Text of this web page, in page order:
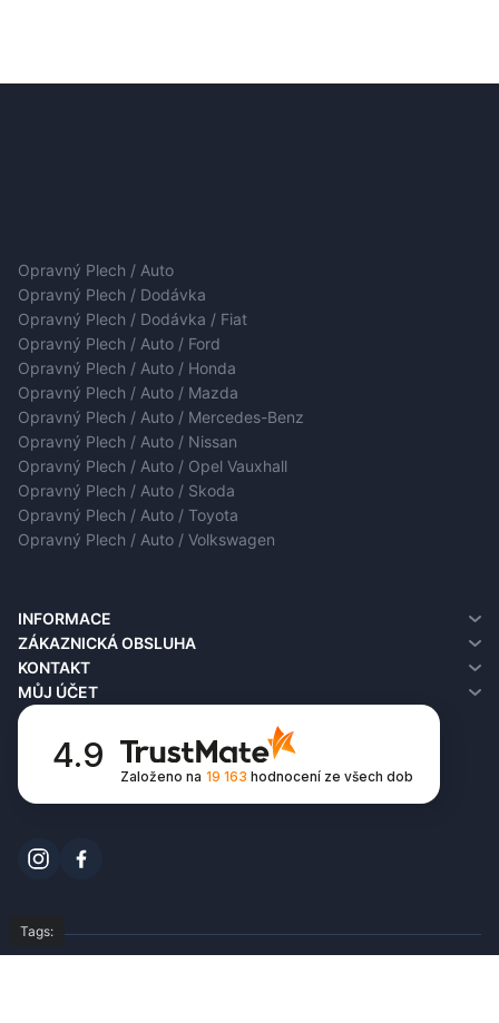
Opravný Plech / Auto
Opravný Plech / Dodávka
Opravný Plech / Dodávka / Fiat
Opravný Plech / Auto / Ford
Opravný Plech / Auto / Honda
Opravný Plech / Auto / Mazda
Opravný Plech / Auto / Mercedes-Benz
Opravný Plech / Auto / Nissan
Opravný Plech / Auto / Opel Vauxhall
Opravný Plech / Auto / Skoda
Opravný Plech / Auto / Toyota
Opravný Plech / Auto / Volkswagen
INFORMACE
O nás
Informace o doručení
Zásady ochrany osobních údajů
Podmínky používání
ZÁKAZNICKÁ OBSLUHA
Kontakt
Vrácení
Mapa obchodu
KONTAKT
MŮJ ÚČET
Můj účet
Historie objednávek
Seznam přání
Newsletter
4.9
Založeno na 19 163 hodnocení ze všech dob
Tags: